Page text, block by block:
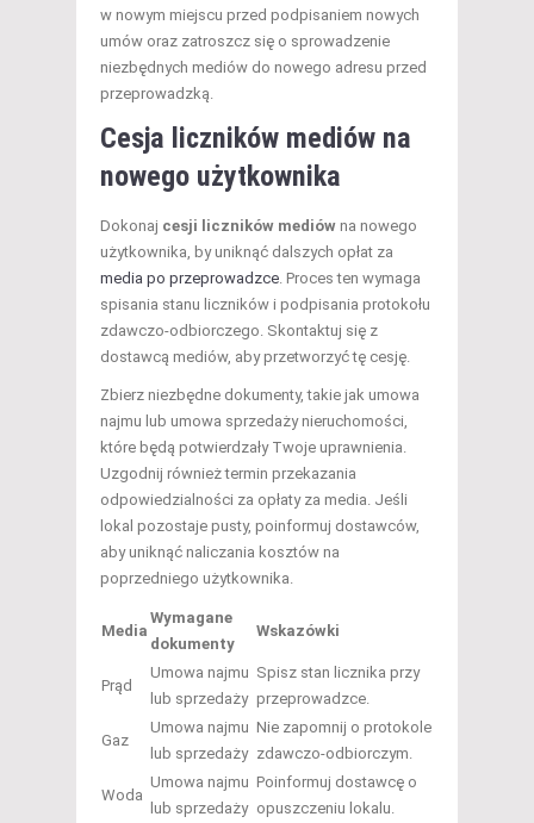
w nowym miejscu przed podpisaniem nowych
umów oraz zatroszcz się o sprowadzenie
niezbędnych mediów do nowego adresu przed
przeprowadzką.
Cesja liczników mediów na
nowego użytkownika
Dokonaj cesji liczników mediów na nowego
użytkownika, by uniknąć dalszych opłat za
media po przeprowadzce. Proces ten wymaga
spisania stanu liczników i podpisania protokołu
zdawczo-odbiorczego. Skontaktuj się z
dostawcą mediów, aby przetworzyć tę cesję.
Zbierz niezbędne dokumenty, takie jak umowa
najmu lub umowa sprzedaży nieruchomości,
które będą potwierdzały Twoje uprawnienia.
Uzgodnij również termin przekazania
odpowiedzialności za opłaty za media. Jeśli
lokal pozostaje pusty, poinformuj dostawców,
aby uniknąć naliczania kosztów na
poprzedniego użytkownika.
Media
Wymagane
dokumenty
Wskazówki
Prąd
Umowa najmu
lub sprzedaży
Spisz stan licznika przy
przeprowadzce.
Gaz
Umowa najmu
lub sprzedaży
Nie zapomnij o protokole
zdawczo-odbiorczym.
Woda
Umowa najmu
lub sprzedaży
Poinformuj dostawcę o
opuszczeniu lokalu.